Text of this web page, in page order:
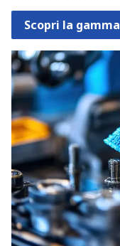
Scopri la gamma